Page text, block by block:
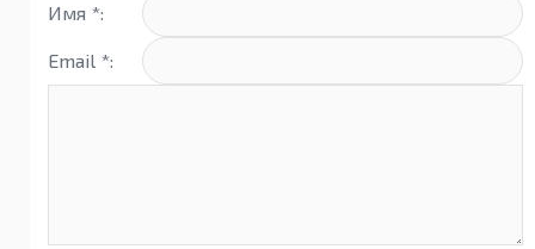
Имя *:
Email *: